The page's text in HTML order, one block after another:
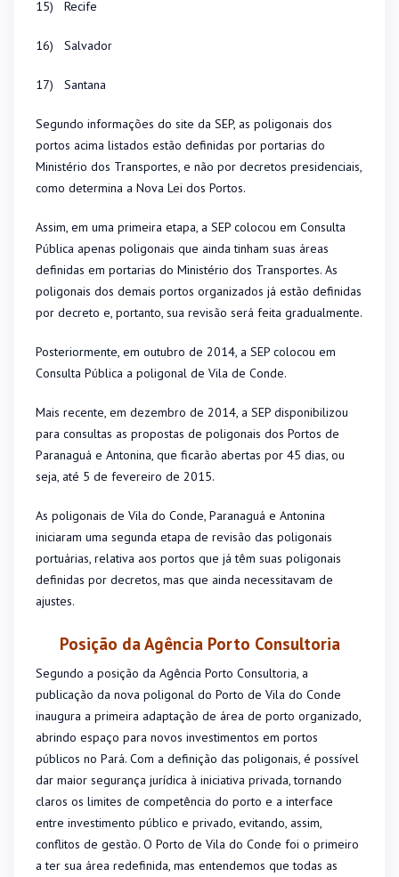
15) Recife
16) Salvador
17) Santana
Segundo informações do site da SEP, as poligonais dos
portos acima listados estão definidas por portarias do
Ministério dos Transportes, e não por decretos presidenciais,
como determina a Nova Lei dos Portos.
Assim, em uma primeira etapa, a SEP colocou em Consulta
Pública apenas poligonais que ainda tinham suas áreas
definidas em portarias do Ministério dos Transportes. As
poligonais dos demais portos organizados já estão definidas
por decreto e, portanto, sua revisão será feita gradualmente.
Posteriormente, em outubro de 2014, a SEP colocou em
Consulta Pública a poligonal de Vila de Conde.
Mais recente, em dezembro de 2014, a SEP disponibilizou
para consultas as propostas de poligonais dos Portos de
Paranaguá e Antonina, que ficarão abertas por 45 dias, ou
seja, até 5 de fevereiro de 2015.
As poligonais de Vila do Conde, Paranaguá e Antonina
iniciaram uma segunda etapa de revisão das poligonais
portuárias, relativa aos portos que já têm suas poligonais
definidas por decretos, mas que ainda necessitavam de
ajustes.
Posição da Agência Porto Consultoria
Segundo a posição da Agência Porto Consultoria, a
publicação da nova poligonal do Porto de Vila do Conde
inaugura a primeira adaptação de área de porto organizado,
abrindo espaço para novos investimentos em portos
públicos no Pará. Com a definição das poligonais, é possível
dar maior segurança jurídica à iniciativa privada, tornando
claros os limites de competência do porto e a interface
entre investimento público e privado, evitando, assim,
conflitos de gestão. O Porto de Vila do Conde foi o primeiro
a ter sua área redefinida, mas entendemos que todas as